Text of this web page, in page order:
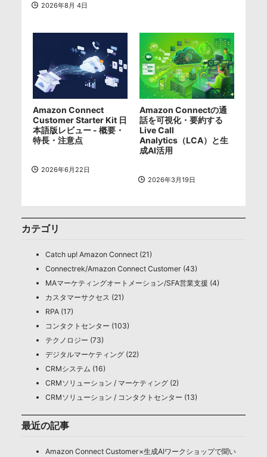
2026年8月 4日
Amazon Connect
Customer Starter Kit 日
本語版レビュー - 概要・
特長・注意点
2026年6月22日
Amazon Connectの通
話を可視化・要約する
Live Call
Analytics（LCA）と生
成AI活用
2026年3月19日
カテゴリ
Catch up! Amazon Connect (21)
Connectrek/Amazon Connect Customer (43)
MAマーケティングオートメーション/SFA営業支援 (4)
カスタマーサクセス (21)
RPA (17)
コンタクトセンター (103)
テクノロジー (73)
デジタルマーケティング (22)
CRMシステム (16)
CRMソリューション / マーケティング (2)
CRMソリューション / コンタクトセンター (13)
最近の記事
Amazon Connect Customer×生成AIワークショップで聞い